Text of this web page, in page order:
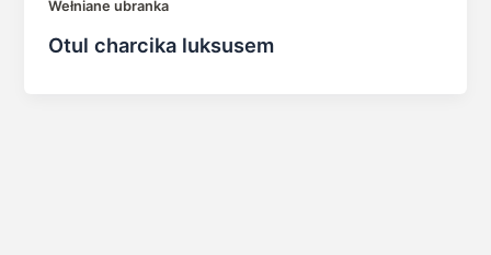
Wełniane ubranka
Otul charcika luksusem